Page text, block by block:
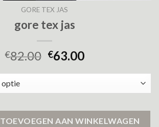
GORE TEX JAS
gore tex jas
€82.00 €63.00
TOEVOEGEN AAN WINKELWAGEN